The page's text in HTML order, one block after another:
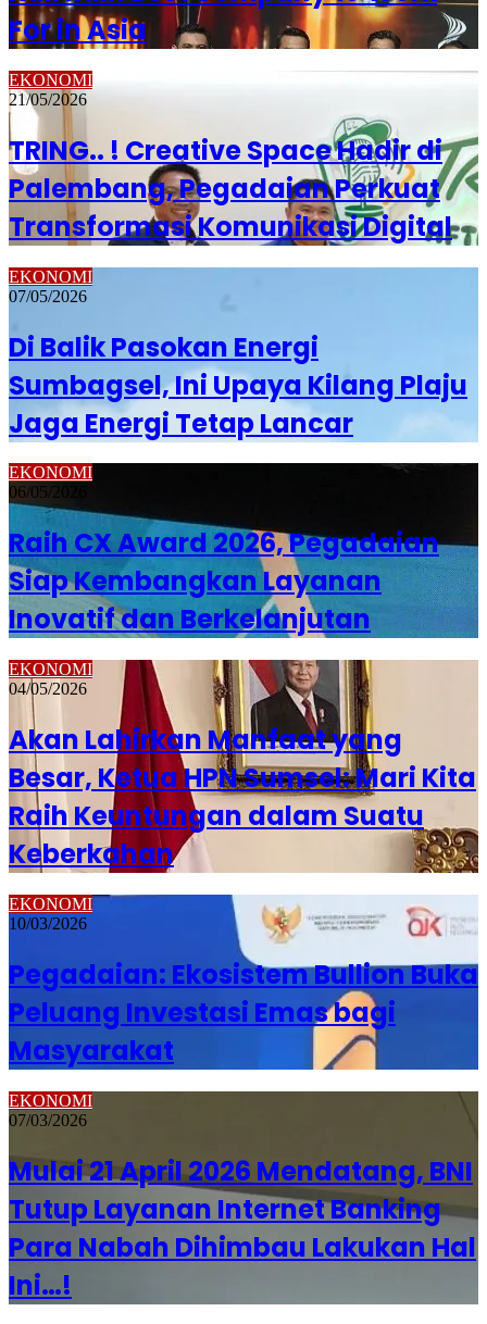
For in Asia
EKONOMI
21/05/2026
TRING.. ! Creative Space Hadir di
Palembang, Pegadaian Perkuat
Transformasi Komunikasi Digital
EKONOMI
07/05/2026
Di Balik Pasokan Energi
Sumbagsel, Ini Upaya Kilang Plaju
Jaga Energi Tetap Lancar
EKONOMI
06/05/2026
Raih CX Award 2026, Pegadaian
Siap Kembangkan Layanan
Inovatif dan Berkelanjutan
EKONOMI
04/05/2026
Akan Lahirkan Manfaat yang
Besar, Ketua HPN Sumsel: Mari Kita
Raih Keuntungan dalam Suatu
Keberkahan
EKONOMI
10/03/2026
Pegadaian: Ekosistem Bullion Buka
Peluang Investasi Emas bagi
Masyarakat
EKONOMI
07/03/2026
Mulai 21 April 2026 Mendatang, BNI
Tutup Layanan Internet Banking
Para Nabah Dihimbau Lakukan Hal
Ini…!